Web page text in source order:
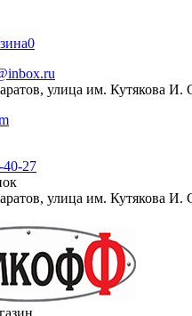
0
улица им. Кутякова И.
40-27
улица им. Кутякова И.